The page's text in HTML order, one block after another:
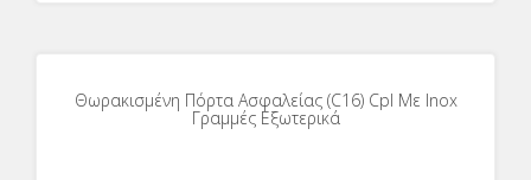
Θωρακισμένη Πόρτα Ασφαλείας (C16) Cpl Με Inox
Γραμμές Εξωτερικά